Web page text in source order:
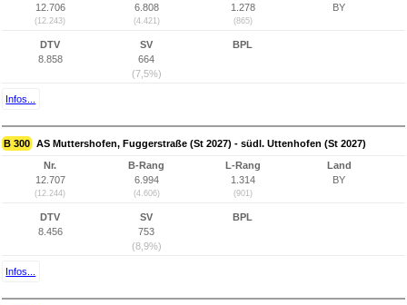
12.706
(12.243)
6.808
(4.421)
1.278
(865)
BY
DTV
8.858
SV
664
(7,5%)
BPL
Infos...
B 300 AS Muttershofen, Fuggerstraße (St 2027) - südl. Uttenhofen (St 2027)
Nr.
12.707
(12.244)
B-Rang
6.994
(4.606)
L-Rang
1.314
(901)
Land
BY
DTV
8.456
SV
753
(8,9%)
BPL
Infos...